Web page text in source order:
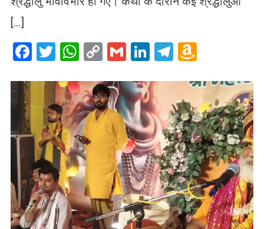
[…]
Facebook
Twitter
WhatsApp
CopyGmailLinkedIn
Telegram
List